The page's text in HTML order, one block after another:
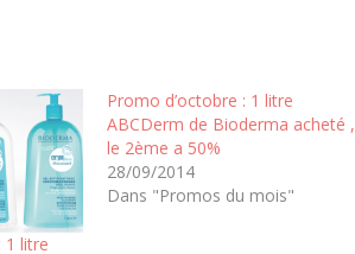
1 litre
Promo d’octobre : 1 litre
ABCDerm de Bioderma acheté ,
le 2ème a 50%
28/09/2014
Dans "Promos du mois"